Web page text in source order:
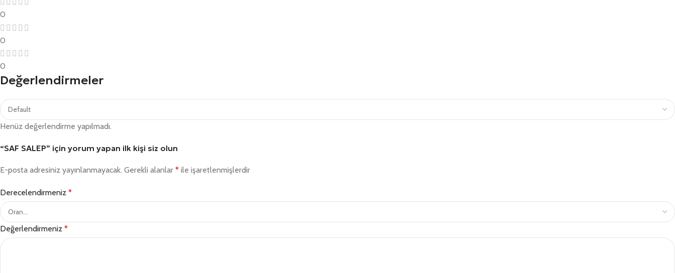
0
0
0
Değerlendirmeler
Henüz değerlendirme yapılmadı.
“SAF SALEP” için yorum yapan ilk kişi siz olun
E-posta adresiniz yayınlanmayacak. Gerekli alanlar * ile işaretlenmişlerdir
Derecelendirmeniz *
Değerlendirmeniz *